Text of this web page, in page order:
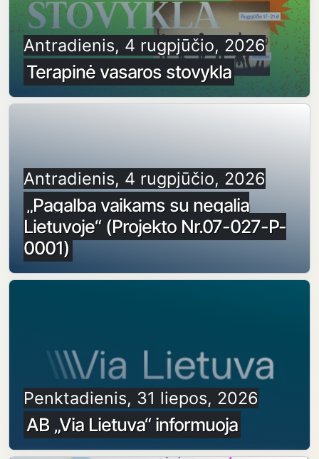
Antradienis, 4 rugpjūčio, 2026
Terapinė vasaros stovykla
Antradienis, 4 rugpjūčio, 2026
„Pagalba vaikams su negalia
Lietuvoje“ (Projekto Nr.07-027-P-
0001)
Penktadienis, 31 liepos, 2026
AB „Via Lietuva“ informuoja